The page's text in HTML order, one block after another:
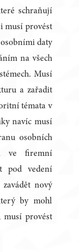
schraňují
musí provést
daty
na všech
Musí
a zařadit
témata v
navíc musí
osobních
ve firemní
pod vedení
nový
by mohl
musí provést